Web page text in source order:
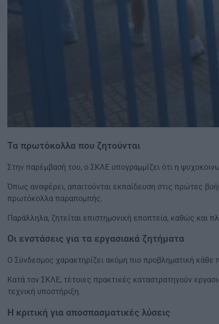
Τα πρωτόκολλα που ζητούνται
Στην παρέμβασή του, ο ΣΚΛΕ υπογραμμίζει ότι η
Όπως αναφέρει, απαιτούνται εκπαίδευση στις πρώτες
πρωτόκολλα παραπομπής.
Παράλληλα, ζητείται επιστημονική εποπτεία, καθώς
Οι ενστάσεις για τα εργασιακά ζητήματα
Ο Σύνδεσμος χαρακτηρίζει ακόμη πιο προβληματική
Κατά τον ΣΚΛΕ, τέτοιες πρακτικές καταστρατηγούν
τεχνική υποστήριξη.
Η κριτική για αποσπασματικές λύσεις